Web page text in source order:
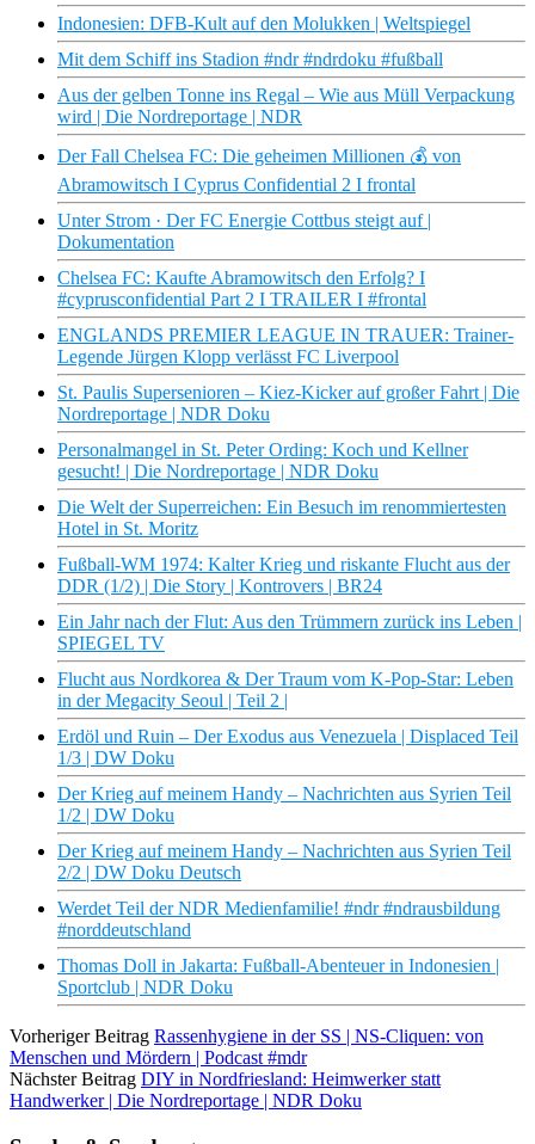
Indonesien: DFB-Kult auf den Molukken | Weltspiegel
Mit dem Schiff ins Stadion #ndr #ndrdoku #fußball
Aus der gelben Tonne ins Regal – Wie aus Müll Verpackung
wird | Die Nordreportage | NDR
Der Fall Chelsea FC: Die geheimen Millionen 💰 von
Abramowitsch I Cyprus Confidential 2 I frontal
Unter Strom · Der FC Energie Cottbus steigt auf |
Dokumentation
Chelsea FC: Kaufte Abramowitsch den Erfolg? I
#cyprusconfidential Part 2 I TRAILER I #frontal
ENGLANDS PREMIER LEAGUE IN TRAUER: Trainer-
Legende Jürgen Klopp verlässt FC Liverpool
St. Paulis Supersenioren – Kiez-Kicker auf großer Fahrt | Die
Nordreportage | NDR Doku
Personalmangel in St. Peter Ording: Koch und Kellner
gesucht! | Die Nordreportage | NDR Doku
Die Welt der Superreichen: Ein Besuch im renommiertesten
Hotel in St. Moritz
Fußball-WM 1974: Kalter Krieg und riskante Flucht aus der
DDR (1/2) | Die Story | Kontrovers | BR24
Ein Jahr nach der Flut: Aus den Trümmern zurück ins Leben |
SPIEGEL TV
Flucht aus Nordkorea & Der Traum vom K-Pop-Star: Leben
in der Megacity Seoul | Teil 2 |
Erdöl und Ruin – Der Exodus aus Venezuela | Displaced Teil
1/3 | DW Doku
Der Krieg auf meinem Handy – Nachrichten aus Syrien Teil
1/2 | DW Doku
Der Krieg auf meinem Handy – Nachrichten aus Syrien Teil
2/2 | DW Doku Deutsch
Werdet Teil der NDR Medienfamilie! #ndr #ndrausbildung
#norddeutschland
Thomas Doll in Jakarta: Fußball-Abenteuer in Indonesien |
Sportclub | NDR Doku
Vorheriger Beitrag Rassenhygiene in der SS | NS-Cliquen: von
Menschen und Mördern | Podcast #mdr
Nächster Beitrag DIY in Nordfriesland: Heimwerker statt
Handwerker | Die Nordreportage | NDR Doku